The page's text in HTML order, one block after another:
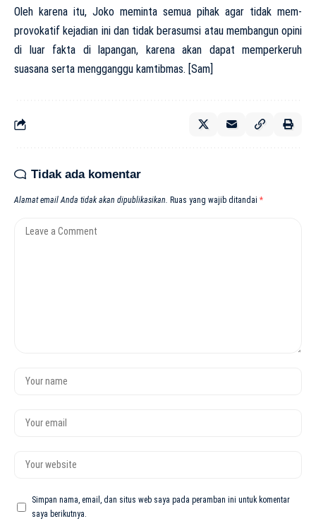
Oleh karena itu, Joko meminta semua pihak agar tidak mem-
provokatif kejadian ini dan tidak berasumsi atau membangun opini
di luar fakta di lapangan, karena akan dapat memperkeruh
suasana serta mengganggu kamtibmas. [Sam]
Tidak ada komentar
Alamat email Anda tidak akan dipublikasikan. Ruas yang wajib ditandai *
Simpan nama, email, dan situs web saya pada peramban ini untuk komentar
saya berikutnya.